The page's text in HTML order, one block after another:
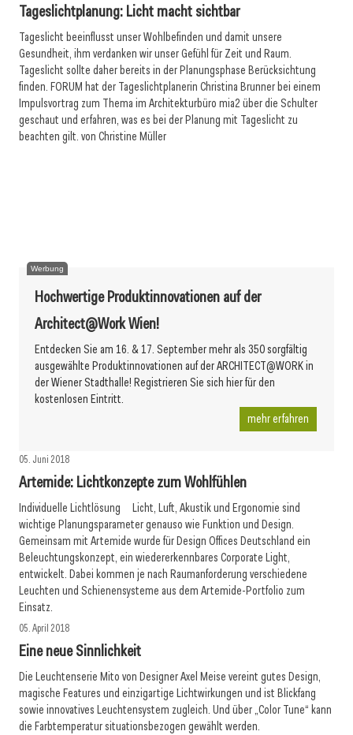
Tageslichtplanung: Licht macht sichtbar
Tageslicht beeinflusst unser Wohlbefinden und damit unsere
Gesundheit, ihm verdanken wir unser Gefühl für Zeit und Raum.
Tageslicht sollte daher bereits in der Planungsphase Berücksichtung
finden. FORUM hat der Tageslichtplanerin Christina Brunner bei einem
Impulsvortrag zum Thema im Architekturbüro mia2 über die Schulter
geschaut und erfahren, was es bei der Planung mit Tageslicht zu
beachten gilt. von Christine Müller
06. Juli 2018
Werbung
Hochwertige Produktinnovationen auf der
Architect@Work Wien!
Entdecken Sie am 16. & 17. September mehr als 350 sorgfältig
ausgewählte Produktinnovationen auf der ARCHITECT@WORK in
der Wiener Stadthalle! Registrieren Sie sich hier für den
kostenlosen Eintritt.
mehr erfahren
05. Juni 2018
Artemide: Lichtkonzepte zum Wohlfühlen
Individuelle Lichtlösung Licht, Luft, Akustik und Ergonomie sind
wichtige Planungsparameter genauso wie Funktion und Design.
Gemeinsam mit Artemide wurde für Design Offices Deutschland ein
Beleuchtungskonzept, ein wiedererkennbares Corporate Light,
entwickelt. Dabei kommen je nach Raumanforderung verschiedene
Leuchten und Schienensysteme aus dem Artemide-Portfolio zum
Einsatz.
05. April 2018
Eine neue Sinnlichkeit
Die Leuchtenserie Mito von Designer Axel Meise vereint gutes Design,
magische Features und einzigartige Lichtwirkungen und ist Blickfang
sowie innovatives Leuchtensystem zugleich. Und über „Color Tune“ kann
die Farbtemperatur situationsbezogen gewählt werden.